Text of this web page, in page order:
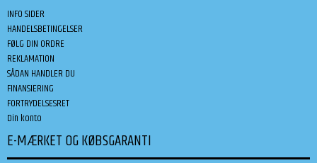
INFO SIDER
HANDELSBETINGELSER
FØLG DIN ORDRE
REKLAMATION
SÅDAN HANDLER DU
FINANSIERING
FORTRYDELSESRET
Din konto
E-MÆRKET OG KØBSGARANTI